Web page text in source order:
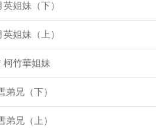
姐妹（下）
姐妹（上）
柯竹華姐妹
兄（下）
兄（上）